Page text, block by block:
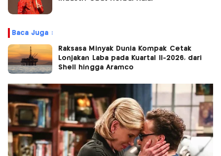
Baca Juga :
Raksasa Minyak Dunia Kompak Cetak
Lonjakan Laba pada Kuartal II-2026, dari
Shell hingga Aramco